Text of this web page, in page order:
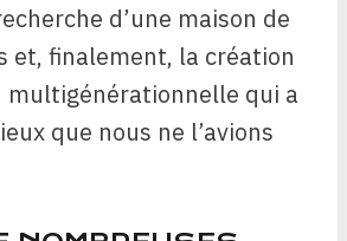
d’une maison de
et, finalement, la création
multigénérationnelle qui a
que nous ne l’avions